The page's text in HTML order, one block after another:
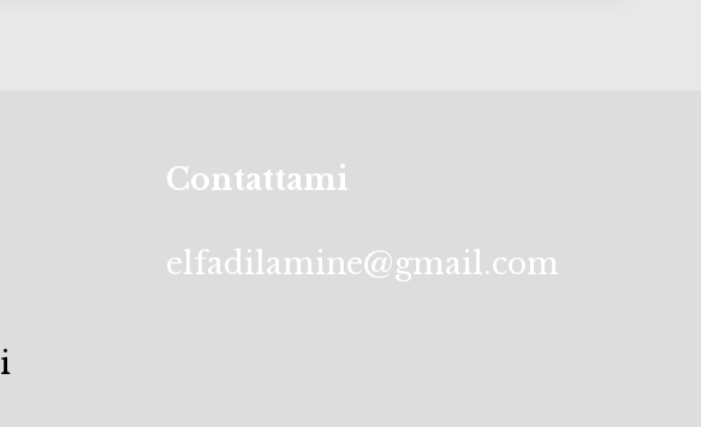
Contattami
elfadilamine@gmail.com